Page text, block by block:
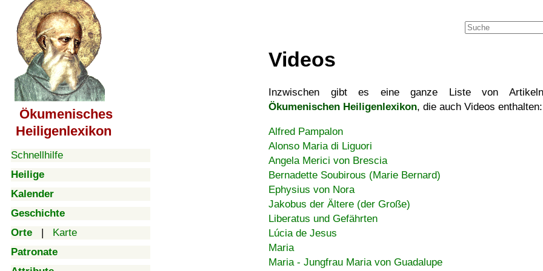
Ökumenisches
Heiligenlexikon
Schnellhilfe
Heilige
Kalender
Geschichte
Orte | Karte
Patronate
Videos
Inzwischen gibt es eine ganze Liste von
Ökumenischen Heiligenlexikon, die auch Videos enthalten:
Alfred Pampalon
Alonso Maria di Liguori
Angela Merici von Brescia
Bernadette Soubirous (Marie Bernard)
Ephysius von Nora
Jakobus der Ältere (der Große)
Liberatus und Gefährten
Lúcia de Jesus
Maria
Maria - Jungfrau Maria von Guadalupe